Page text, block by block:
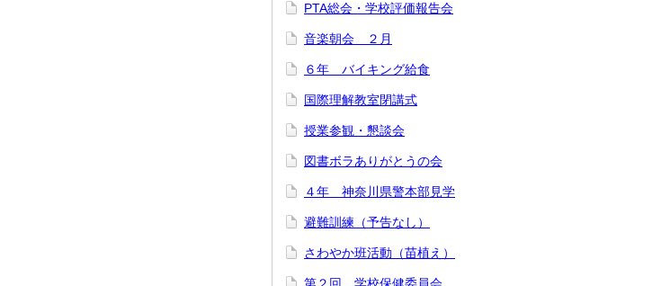
PTA総会・学校評価報告会
音楽朝会 ２月
６年 バイキング給食
国際理解教室閉講式
授業参観・懇談会
図書ボラありがとうの会
４年 神奈川県警本部見学
避難訓練（予告なし）
さわやか班活動（苗植え）